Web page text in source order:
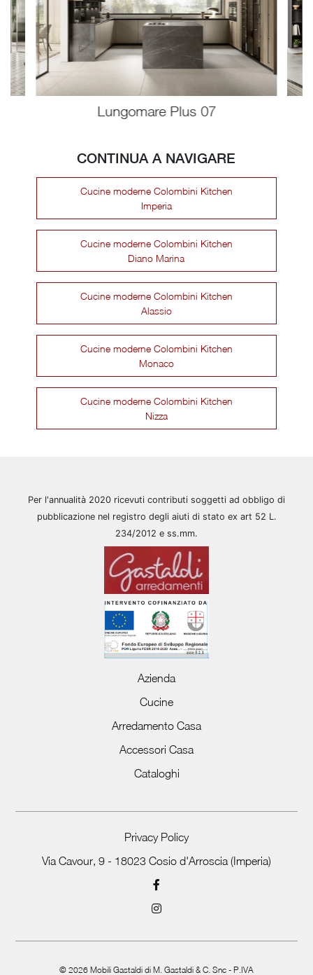
Lungomare Plus 07
CONTINUA A NAVIGARE
Cucine moderne Colombini Kitchen
Imperia
Cucine moderne Colombini Kitchen
Diano Marina
Cucine moderne Colombini Kitchen
Alassio
Cucine moderne Colombini Kitchen
Monaco
Cucine moderne Colombini Kitchen
Nizza
Per l'annualità 2020 ricevuti contributi soggetti ad obbligo di
pubblicazione nel registro degli aiuti di stato ex art 52 L.
234/2012 e ss.mm.
Azienda
Cucine
Arredamento Casa
Accessori Casa
Cataloghi
Privacy Policy
Via Cavour, 9 - 18023 Cosio d'Arroscia (Imperia)
© 2026 Mobili Gastaldi di M. Gastaldi & C. Snc - P.IVA